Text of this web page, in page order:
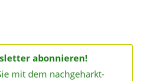
abonnieren!
mit dem nachgeharkt-